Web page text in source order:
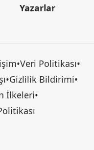
Yazarlar
•Veri Politikası•
•Gizlilik Bildirimi•
İlkeleri•